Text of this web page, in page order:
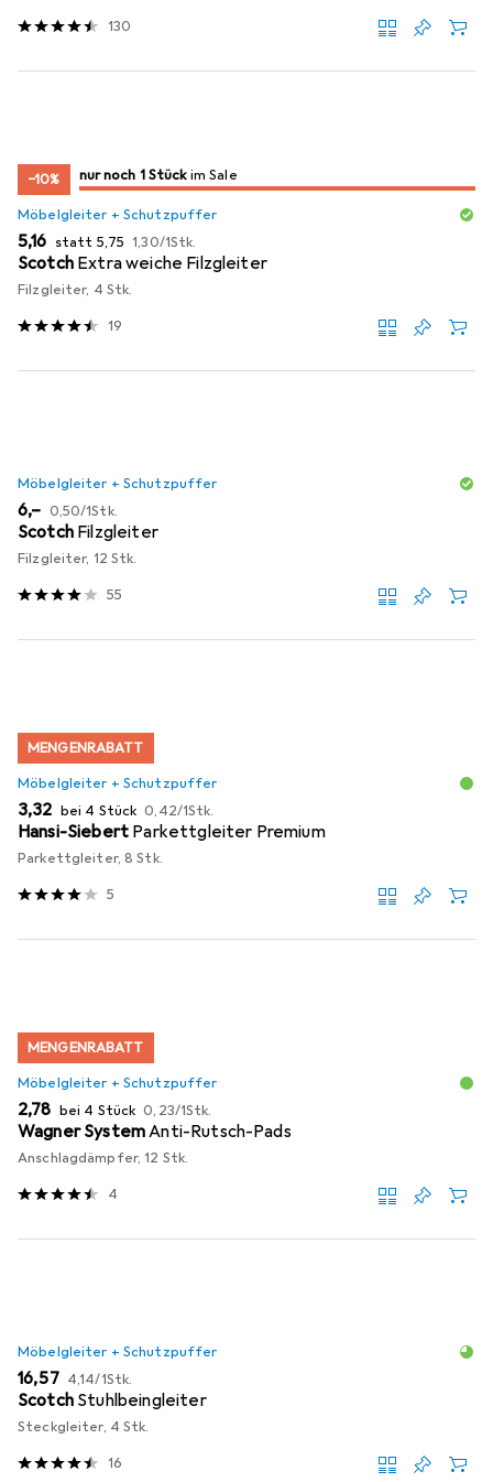
130
−10% noch 1 Stückim Sale
nur noch 1 Stück im Sale
Möbelgleiter + Schutzpuffer
EUR
5,16 statt EUR
5,75 EUR
1,30/1Stk.
Scotch Extra weiche Filzgleiter
Filzgleiter, 4 Stk.
19
Möbelgleiter + Schutzpuffer
EUR
6,– EUR
0,50/1Stk.
Scotch Filzgleiter
Filzgleiter, 12 Stk.
55
MENGENRABATT
Möbelgleiter + Schutzpuffer
EUR
3,32 bei 4 Stück EUR
0,42/1Stk.
Hansi-Siebert Parkettgleiter Premium
Parkettgleiter, 8 Stk.
5
MENGENRABATT
Möbelgleiter + Schutzpuffer
EUR
2,78 bei 4 Stück EUR
0,23/1Stk.
Wagner SystemAnti-Rutsch-Pads
Anschlagdämpfer, 12 Stk.
4
Möbelgleiter + Schutzpuffer
EUR
16,57 EUR
4,14/1Stk.
Scotch Stuhlbeingleiter
Steckgleiter, 4 Stk.
16